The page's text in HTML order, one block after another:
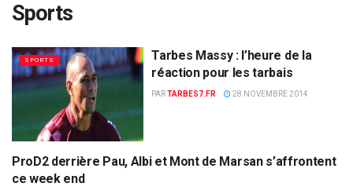
Sports
SPORTS
Tarbes Massy : l’heure de la
réaction pour les tarbais
PARTARBES7.FR 28 NOVEMBRE 2014
SPORTS
ProD2 derrière Pau, Albi et Mont de Marsan s’affrontent
ce week end